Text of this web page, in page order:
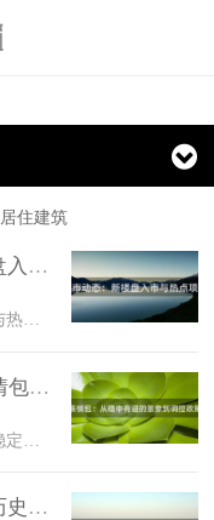
居住建筑
新宝5主管：青岛楼市动态：新楼盘入市与热点项目分析
新宝5主管:《青岛楼市动态：新楼盘入市与热点项目分析》是一篇关于青岛房地产市场现状及未来趋势的文章
新宝5官网67五壹叁八：房地产表情包：从稳中有进的景象到调控
新宝5手机版：苏州新房市场：从历史沉淀到现代活力